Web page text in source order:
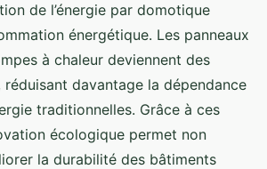
de l’énergie par domotique
énergétique. Les panneaux
à chaleur deviennent des
davantage la dépendance
traditionnelles. Grâce à ces
écologique permet non
la durabilité des bâtiments